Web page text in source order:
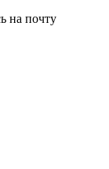
на почту